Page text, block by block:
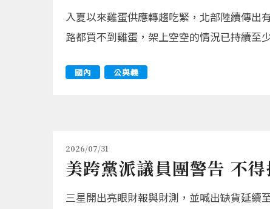
入夏以來雞蛋供應轉趨吃緊，北部陸續傳出
路都買不到雞蛋，架上空空的情況已持續至
國內 公與義
2026/07/31
美跨黨派議員團警告 不
三星開出亮眼財報與財測，並喊出缺貨延續